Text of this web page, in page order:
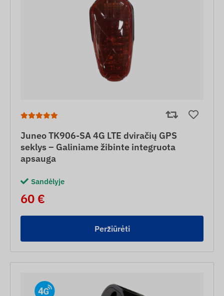
Juneo TK906-SA 4G LTE dviračių GPS
seklys – Galiniame žibinte integruota
apsauga
Sandėlyje
60 €
Peržiūrėti